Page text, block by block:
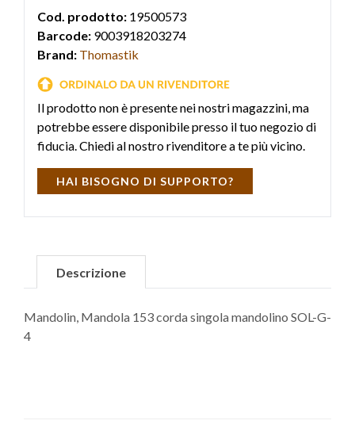
Cod. prodotto: 19500573
Barcode: 9003918203274
Brand: Thomastik
Il prodotto non è presente nei nostri magazzini, ma
potrebbe essere disponibile presso il tuo negozio di
fiducia. Chiedi al nostro rivenditore a te più vicino.
HAI BISOGNO DI SUPPORTO?
Descrizione
Mandolin, Mandola 153 corda singola mandolino SOL-G-
4